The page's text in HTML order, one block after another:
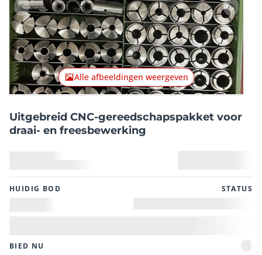
Vorig item
Alle afbeeldingen weergeven
Uitgebreid CNC-gereedschapspakket voor
draai- en freesbewerking
HUIDIG ​​BOD STATUS
BIED NU